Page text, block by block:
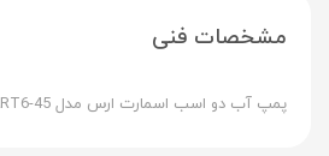
مشخصات فنی
پمپ آب دو اسب اسمارت ارس مدل SMART6-45